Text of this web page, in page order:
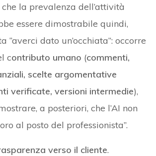
la prevalenza dell’attività
essere dimostrabile quindi,
“averci dato un’occhiata”: occorre
contributo umano (commenti,
scelte argomentative
verificate, versioni intermedie),
a posteriori, che l’AI non
al posto del professionista”.
verso il cliente.